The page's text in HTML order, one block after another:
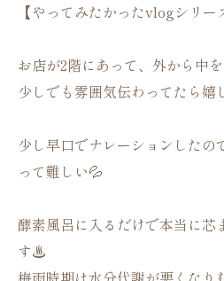
【やってみたかったvlogシリー
お店が2階にあって、外から中
少しでも雰囲気伝わってたら嬉
少し早口でナレーションしたの
って難しい💦
酵素風呂に入るだけで本当に芯
す♨️